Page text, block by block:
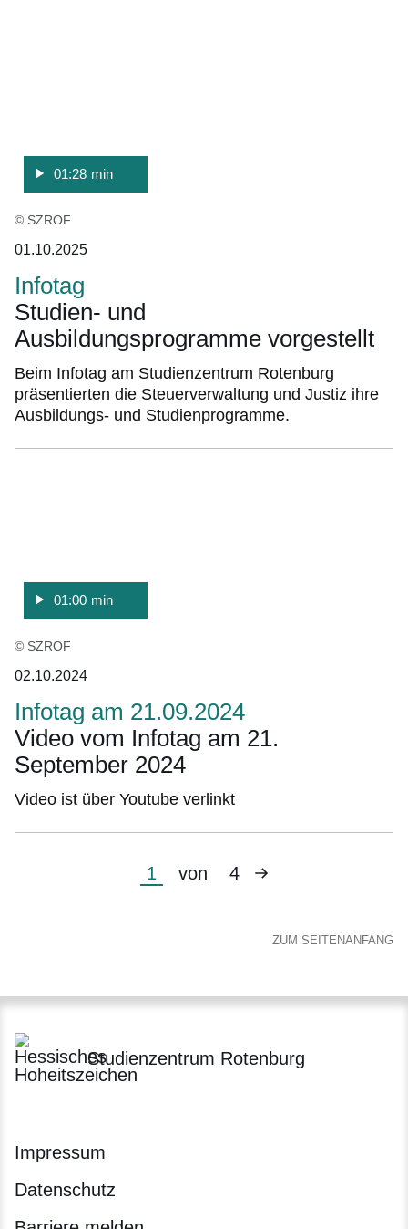
01:28 min
© SZROF
01.10.2025
Infotag
Studien- und
Ausbildungsprogramme vorgestellt
Beim Infotag am Studienzentrum Rotenburg
präsentierten die Steuerverwaltung und Justiz ihre
Ausbildungs- und Studienprogramme.
01:00 min
© SZROF
02.10.2024
Infotag am 21.09.2024
Video vom Infotag am 21.
September 2024
Video ist über Youtube verlinkt
Aktuelle
1 von 4
Nächste
ZUM SEITENANFANG
Studienzentrum Rotenburg
Impressum
Datenschutz